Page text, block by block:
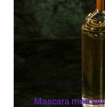
02 januar 2024
Mascara med